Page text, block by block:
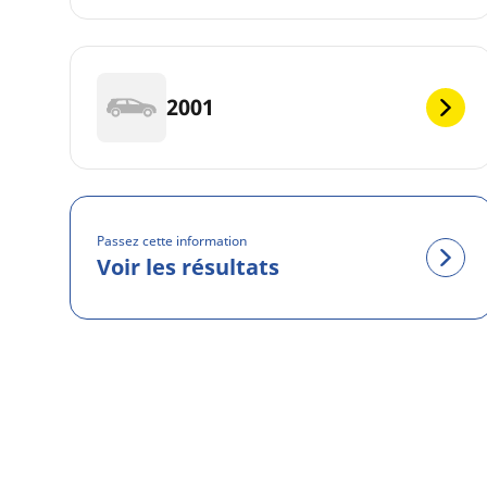
2001
Passez cette information
Voir les résultats